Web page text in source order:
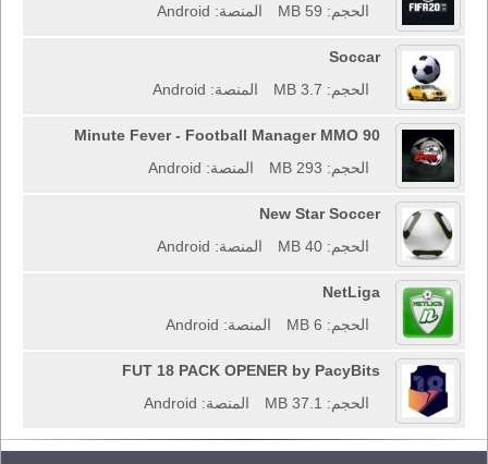
الحجم: 59 MB
المنصة: Android
Soccar
الحجم: 3.7 MB
المنصة: Android
90 Minute Fever - Football Manager MMO
الحجم: 293 MB
المنصة: Android
New Star Soccer
الحجم: 40 MB
المنصة: Android
NetLiga
الحجم: 6 MB
المنصة: Android
FUT 18 PACK OPENER by PacyBits
الحجم: 37.1 MB
المنصة: Android